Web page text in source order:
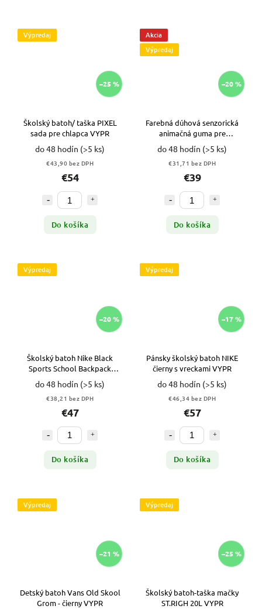
Výpredaj
–25 %
Školský batoh/ taška PIXEL
sada pre chlapca VYPR
do 48 hodín (>5 ks)
€43,90 bez DPH
€54
Do košíka
Akcia
Výpredaj
–20 %
Farebná dúhová senzorická
animačná guma pre
animátorov Play Dance 8 m
VYPR
do 48 hodín (>5 ks)
€31,71 bez DPH
€39
Do košíka
Výpredaj
–20 %
Školský batoh Nike Black
Sports School Backpack
DR6089-010 VYPR
do 48 hodín (>5 ks)
€38,21 bez DPH
€47
Do košíka
Výpredaj
–17 %
Pánsky školský batoh NIKE
čierny s vreckami VYPR
do 48 hodín (>5 ks)
€46,34 bez DPH
€57
Do košíka
Výpredaj
–21 %
Detský batoh Vans Old Skool
Grom - čierny VYPR
Výpredaj
–25 %
Školský batoh-taška mačky
ST.RIGH 20L VYPR